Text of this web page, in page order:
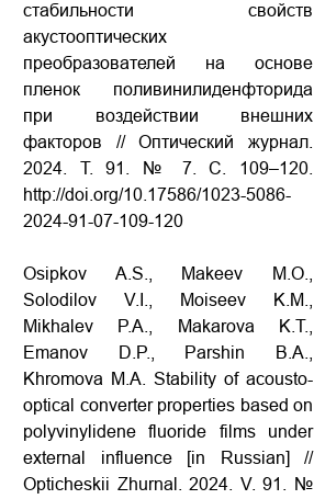
стабильности свойств
акустооптических
преобразователей на основе
пленок поливинилиденфторида
при воздействии внешних
факторов // Оптический журнал.
2024. Т. 91. № 7. С. 109–120.
http://doi.org/10.17586/1023-5086-
2024-91-07-109-120
Osipkov A.S., Makeev M.O.,
Solodilov V.I., Moiseev K.M.,
Mikhalev P.A., Makarova K.T.,
Emanov D.P., Parshin B.A.,
Khromova M.A. Stability of acousto-
optical converter properties based on
polyvinylidene fluoride films under
external influence [in Russian] //
Opticheskii Zhurnal. 2024. V. 91. №